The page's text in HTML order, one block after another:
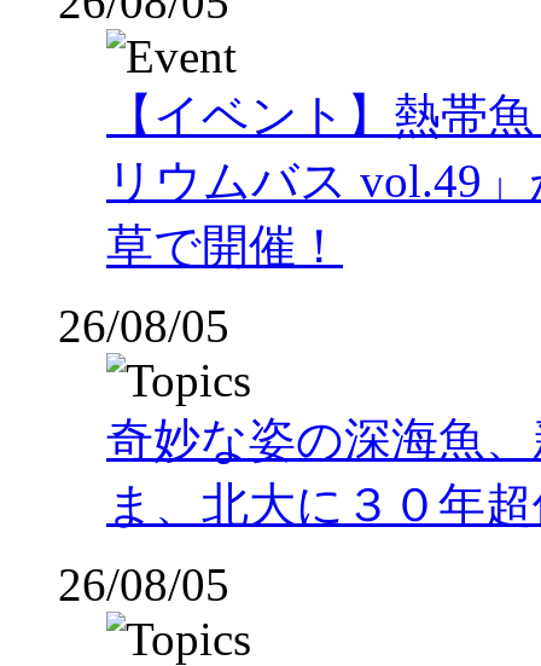
【イベント】熱帯
リウムバス vol.49
草で開催！
26/08/05
奇妙な姿の深海魚
ま、北大に３０年
26/08/05